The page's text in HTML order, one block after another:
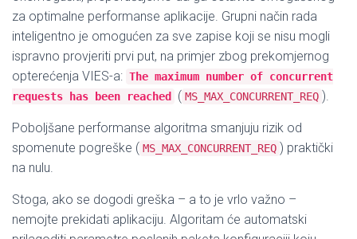
za optimalne performanse aplikacije. Grupni način rada
inteligentno je omogućen za sve zapise koji se nisu mogli
ispravno provjeriti prvi put, na primjer zbog prekomjernog
opterećenja VIES-a: The maximum number of concurrent
requests has been reached
( MS_MAX_CONCURRENT_REQ ).
Poboljšane performanse algoritma smanjuju rizik od
spomenute pogreške ( MS_MAX_CONCURRENT_REQ ) praktički
na nulu.
Stoga, ako se dogodi greška – a to je vrlo važno –
nemojte prekidati aplikaciju. Algoritam će automatski